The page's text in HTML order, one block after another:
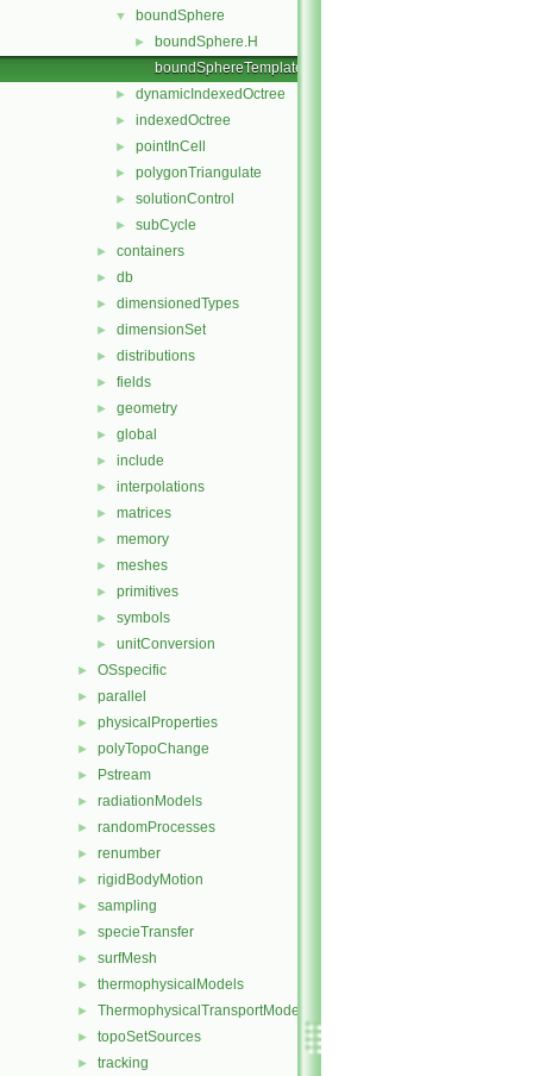
▼ boundSphere
►
boundSphere.H
boundSphereTemplates.C
► dynamicIndexedOctree
► indexedOctree
► pointInCell
► polygonTriangulate
► solutionControl
► subCycle
► containers
► db
► dimensionedTypes
► dimensionSet
► distributions
► fields
► geometry
► global
► include
► interpolations
► matrices
► memory
► meshes
► primitives
► symbols
► unitConversion
► OSspecific
► parallel
► physicalProperties
► polyTopoChange
► Pstream
► radiationModels
► randomProcesses
► renumber
► rigidBodyMotion
► sampling
► specieTransfer
► surfMesh
► thermophysicalModels
► ThermophysicalTransportModels
► topoSetSources
► tracking